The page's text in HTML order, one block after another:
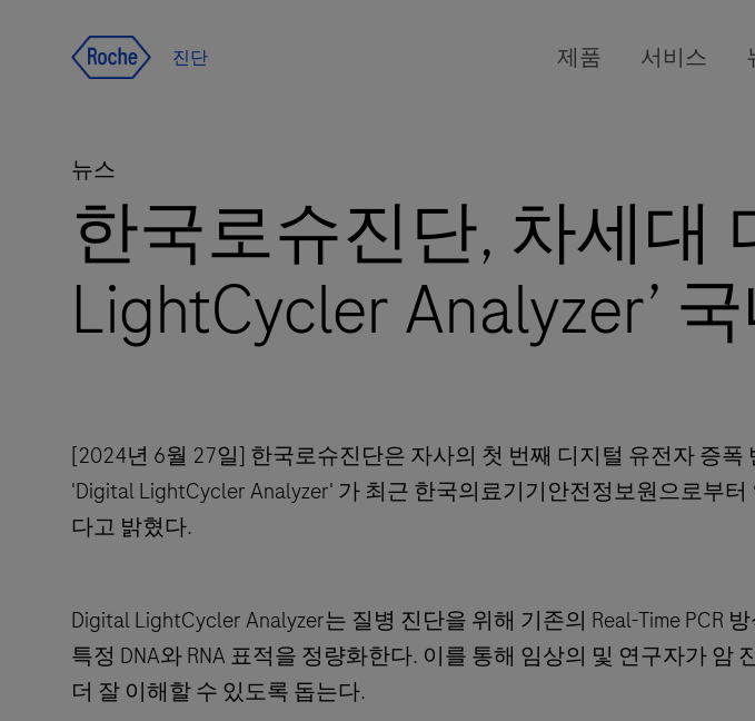
진단 제품 서비스
뉴스
한국로슈진단, 차세대
LightCycler Analyzer’
[2024년 6월 27일] 한국로슈진단은 자사의 첫 번째 디지털 유전자 증폭
'Digital LightCycler Analyzer' 가 최근 한국의료기기안전정보원으로부
다고 밝혔다.
Digital LightCycler Analyzer는 질병 진단을 위해 기존의 Real-Time PCR
특정 DNA와 RNA 표적을 정량화한다. 이를 통해 임상의 및 연구자가 암
더 잘 이해할 수 있도록 돕는다.